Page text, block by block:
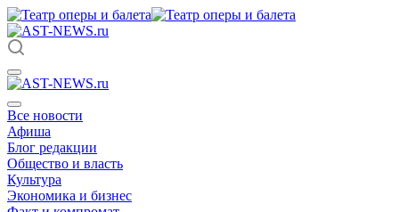
Все новости
Афиша
Блог редакции
Общество и власть
Культура
Экономика и бизнес